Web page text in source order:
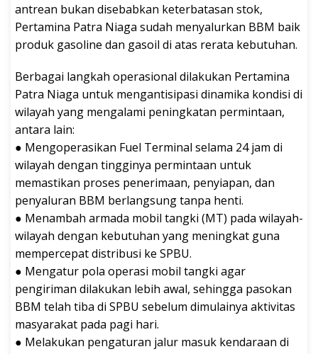
antrean bukan disebabkan keterbatasan stok,
Pertamina Patra Niaga sudah menyalurkan BBM baik
produk gasoline dan gasoil di atas rerata kebutuhan.
Berbagai langkah operasional dilakukan Pertamina
Patra Niaga untuk mengantisipasi dinamika kondisi di
wilayah yang mengalami peningkatan permintaan,
antara lain:
● Mengoperasikan Fuel Terminal selama 24 jam di
wilayah dengan tingginya permintaan untuk
memastikan proses penerimaan, penyiapan, dan
penyaluran BBM berlangsung tanpa henti.
● Menambah armada mobil tangki (MT) pada wilayah-
wilayah dengan kebutuhan yang meningkat guna
mempercepat distribusi ke SPBU.
● Mengatur pola operasi mobil tangki agar
pengiriman dilakukan lebih awal, sehingga pasokan
BBM telah tiba di SPBU sebelum dimulainya aktivitas
masyarakat pada pagi hari.
● Melakukan pengaturan jalur masuk kendaraan di